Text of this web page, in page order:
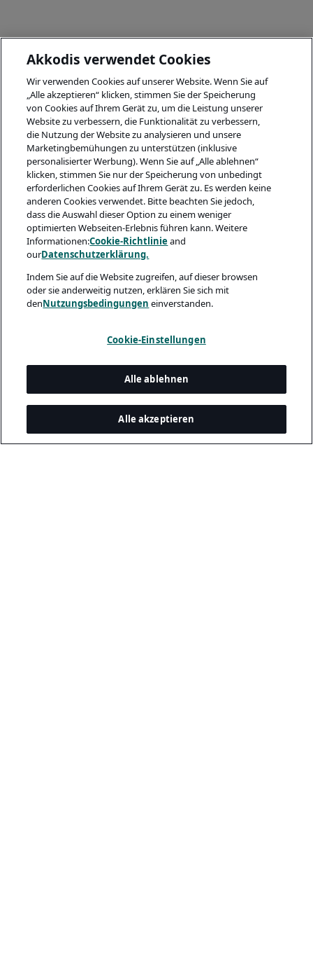
Akkodis verwendet Cookies
Wir verwenden Cookies auf unserer Website. Wenn Sie auf
„Alle akzeptieren“ klicken, stimmen Sie der Speicherung
von Cookies auf Ihrem Gerät zu, um die Leistung unserer
Website zu verbessern, die Funktionalität zu verbessern,
die Nutzung der Website zu analysieren und unsere
Marketingbemühungen zu unterstützen (inklusive
personalisierter Werbung). Wenn Sie auf „Alle ablehnen“
klicken, stimmen Sie nur der Speicherung von unbedingt
erforderlichen Cookies auf Ihrem Gerät zu. Es werden keine
anderen Cookies verwendet. Bitte beachten Sie jedoch,
dass die Auswahl dieser Option zu einem weniger
optimierten Webseiten-Erlebnis führen kann. Weitere
Informationen:Cookie-Richtlinieand
ourDatenschutzerklärung.
Indem Sie auf die Website zugreifen, auf dieser browsen
oder sie anderweitig nutzen, erklären Sie sich mit
denNutzungsbedingungen einverstanden.
Cookie-Einstellungen
Alle ablehnen
Alle akzeptieren